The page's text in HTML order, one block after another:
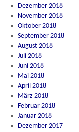
Dezember 2018
November 2018
Oktober 2018
September 2018
August 2018
Juli 2018
Juni 2018
Mai 2018
April 2018
März 2018
Februar 2018
Januar 2018
Dezember 2017